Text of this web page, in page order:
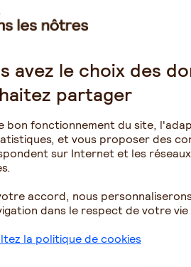
des indications par téléphone sur
au téléphone. Il vous suffit de
déplacements afin que les choses
avocat qui écrira une lettre à vos
avez le choix des
partager
bon fonctionnement du site,
et vous proposer des
sur Internet et les
accord, nous
dans le respect de votre vie
la politique de cookies